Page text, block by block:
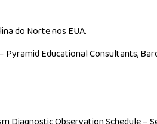
do Norte nos EUA.
Pyramid Educational Consultants,